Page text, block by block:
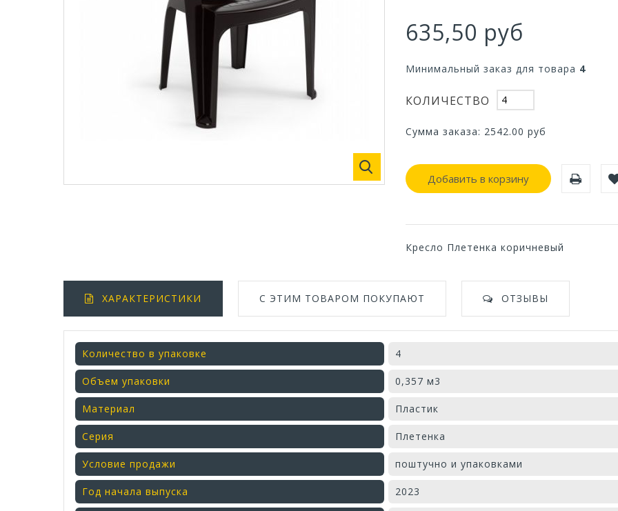
635,50 руб
Минимальный заказ для товара 4
КОЛИЧЕСТВО
Сумма заказа: 2542.00 руб
Добавить в корзину
Кресло Плетенка коричневый
ХАРАКТЕРИСТИКИ С ЭТИМ ТОВАРОМ ПОКУПАЮТ ОТЗЫВЫ
Количество в упаковке 4
Объем упаковки 0,357 м3
Материал Пластик
Серия Плетенка
Условие продажи поштучно и упаковками
Год начала выпуска 2023